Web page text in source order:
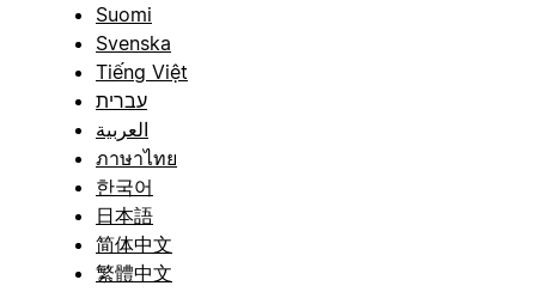
Suomi
Svenska
Tiếng Việt
עברית
العربية
ภาษาไทย
한국어
日本語
简体中文
繁體中文